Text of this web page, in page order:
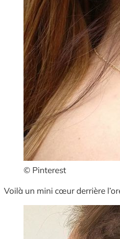
© Pinterest
Voilà un mini cœur derrière